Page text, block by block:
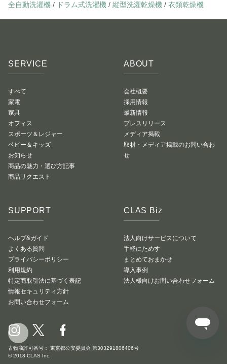
全自動洗濯機 / ドラム式洗濯機 / 縦型洗濯乾燥機 / 衣類乾燥機
SERVICE
すべて
家電
家具
オフィス
スポーツ＆レジャー
ベビー＆キッズ
お知らせ
商品の魅力・選び方記事
商品リクエスト
ABOUT
会社概要
採用情報
最新情報
プレスリリース
メディア掲載
取材・メディア掲載のお問い合わ
せ
SUPPORT
ヘルプ&ガイド
よくある質問
プライバシーポリシー
利用規約
特定商取引法に基づく表記
情報セキュリティ方針
お問い合わせフォーム
CLAS Biz
法人向けサービスについて
手軽にためす
まとめておまかせ
導入事例
法人様向けお問い合わせフォーム
古物商許可番号： 東京都公安委員会 第303291806406号
© 2018 CLAS Inc.